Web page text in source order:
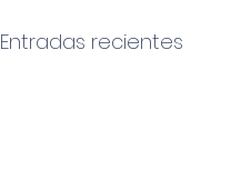
Entradas recientes